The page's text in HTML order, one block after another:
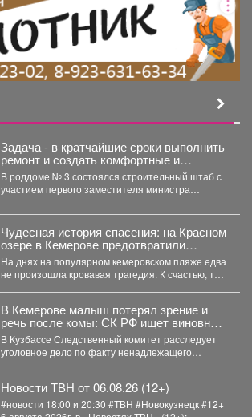
Задача - в кратчайшие сроки выполнить
ремонт и создать комфортные и
безопасные условия для будущих мам
и новорождённых.
В роддоме № 3 состоялся строительный штаб с
участием первого заместителя министра
Чудесная история спасения: на Красном
озере в Кемерове предотвратили
трагедию
На днях на популярном кемеровском пляже едва
не произошла кровавая трагедия. К счастью, там
В Кемерове малыш потерял зрение и
речь после комы: СК РФ ищет виновных
в искалеченном детстве
В Кузбассе Следственный комитет расследует
уголовное дело по факту ненадлежащего
Новости ТВН от 06.08.26 (12+)
#новости 18:00 и 20:30 #ТВН #Новокузнецк #12+